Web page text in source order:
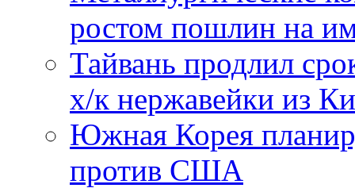
ростом пошлин на
Тайвань продлил
х/к нержавейки из
Южная Корея
против США